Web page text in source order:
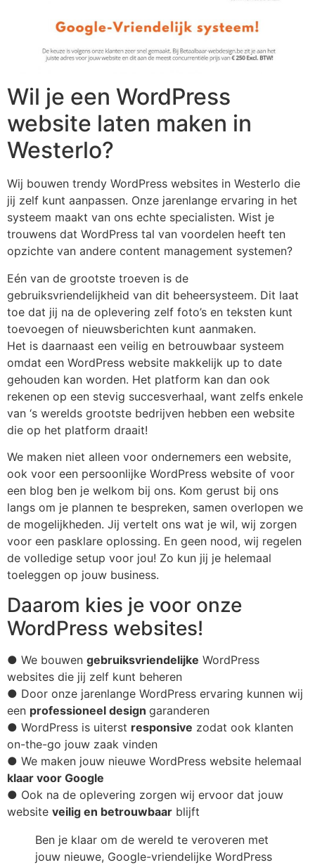
Wil je een WordPress
website laten maken in
Westerlo?
Wij bouwen trendy WordPress websites in Westerlo die
jij zelf kunt aanpassen. Onze jarenlange ervaring in het
systeem maakt van ons echte specialisten. Wist je
trouwens dat WordPress tal van voordelen heeft ten
opzichte van andere content management systemen?
Eén van de grootste troeven is de
gebruiksvriendelijkheid van dit beheersysteem. Dit laat
toe dat jij na de oplevering zelf foto’s en teksten kunt
toevoegen of nieuwsberichten kunt aanmaken.
Het is daarnaast een veilig en betrouwbaar systeem
omdat een WordPress website makkelijk up to date
gehouden kan worden. Het platform kan dan ook
rekenen op een stevig succesverhaal, want zelfs enkele
van ‘s werelds grootste bedrijven hebben een website
die op het platform draait!
We maken niet alleen voor ondernemers een website,
ook voor een persoonlijke WordPress website of voor
een blog ben je welkom bij ons. Kom gerust bij ons
langs om je plannen te bespreken, samen overlopen we
de mogelijkheden. Jij vertelt ons wat je wil, wij zorgen
voor een pasklare oplossing. En geen nood, wij regelen
de volledige setup voor jou! Zo kun jij je helemaal
toeleggen op jouw business.
Daarom kies je voor onze
WordPress websites!
● We bouwen gebruiksvriendelijke WordPress
websites die jij zelf kunt beheren
● Door onze jarenlange WordPress ervaring kunnen wij
een professioneel design garanderen
● WordPress is uiterst responsive zodat ook klanten
on-the-go jouw zaak vinden
● We maken jouw nieuwe WordPress website helemaal
klaar voor Google
● Ook na de oplevering zorgen wij ervoor dat jouw
website veilig en betrouwbaar blijft
Ben je klaar om de wereld te veroveren met
jouw nieuwe, Google-vriendelijke WordPress